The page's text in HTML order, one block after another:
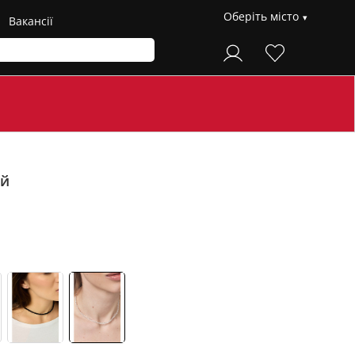
Вакансії Оберіть місто